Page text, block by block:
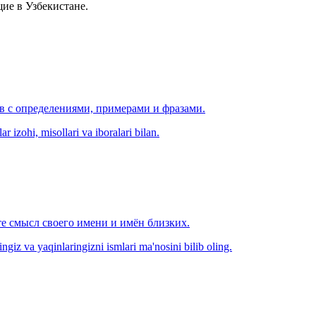
в Узбекистане.
с определениями, примерами и фразами.
izohi, misollari va iboralari bilan.
смысл своего имени и имён близких.
va yaqinlaringizni ismlari ma'nosini bilib oling.